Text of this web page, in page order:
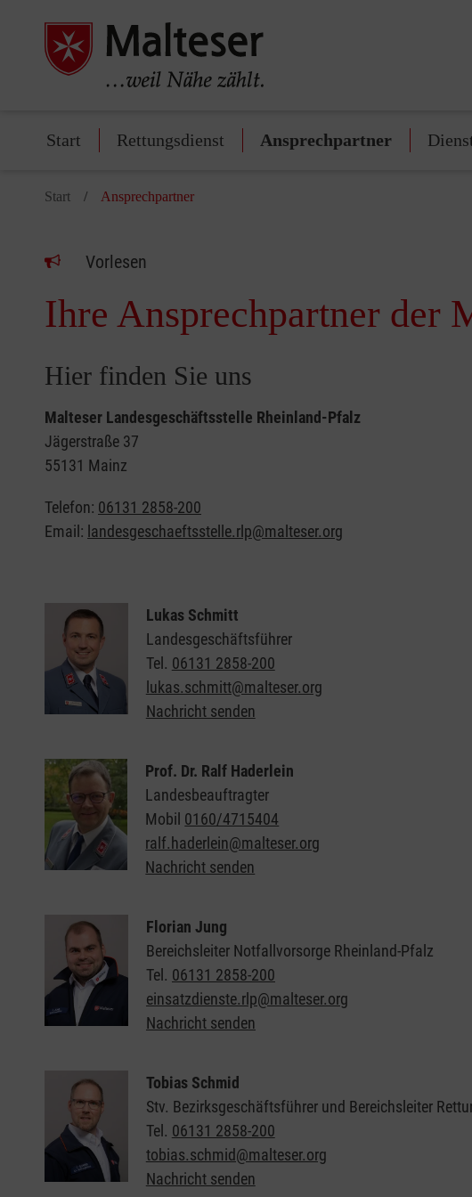
Start Rettungsdienst Ansprechpartner
Start Ansprechpartner
Vorlesen
Ihre Ansprechpartner der
Hier finden Sie uns
Malteser Landesgeschäftsstelle Rheinland-Pfalz
Jägerstraße 37
55131 Mainz
Telefon: 06131 2858-200
Email: landesgeschaeftsstelle.rlp@malteser.org
Lukas Schmitt
Landesgeschäftsführer
Tel. 06131 2858-200
lukas.schmitt@malteser.org
Nachricht senden
Prof. Dr. Ralf Haderlein
Landesbeauftragter
Mobil 0160/4715404
ralf.haderlein@malteser.org
Nachricht senden
Florian Jung
Bereichsleiter Notfallvorsorge Rheinland-Pfalz
Tel. 06131 2858-200
einsatzdienste.rlp@malteser.org
Nachricht senden
Tobias Schmid
Stv. Bezirksgeschäftsführer und Bereichsleiter
Tel. 06131 2858-200
tobias.schmid@malteser.org
Nachricht senden